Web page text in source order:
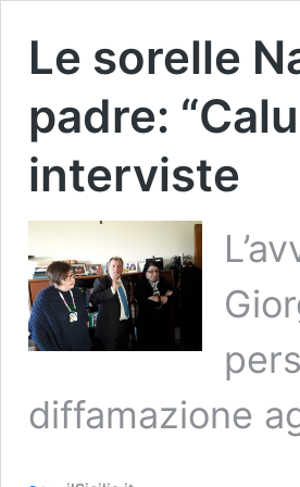
Le sorelle
padre:
interviste
diffamazione